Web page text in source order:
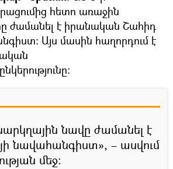
հետո առաջին
ժամանել է իրանական Շահիդ
Այս մասին հաղորդում է
նավը ժամանել է
նավահանգիստ», – ասվում
մեջ: